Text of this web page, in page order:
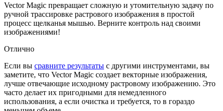
Vector Magic превращает сложную и утомительную задачу по
ручной трассировке растрового изображения в простой
процесс щелканья мышью. Верните контроль над своими
изображениями!
Отлично
Если вы сравните результаты с другими инструментами, вы
заметите, что Vector Magic создает векторные изображения,
лучше отвечающие исходному растровому изображению. Это
часто делает их пригодными для немедленного
использования, а если очистка и требуется, то в гораздо